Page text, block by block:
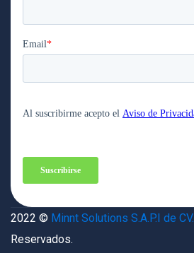
2022 © Minnt Solutions S.A.P.I de CV.
Reservados.